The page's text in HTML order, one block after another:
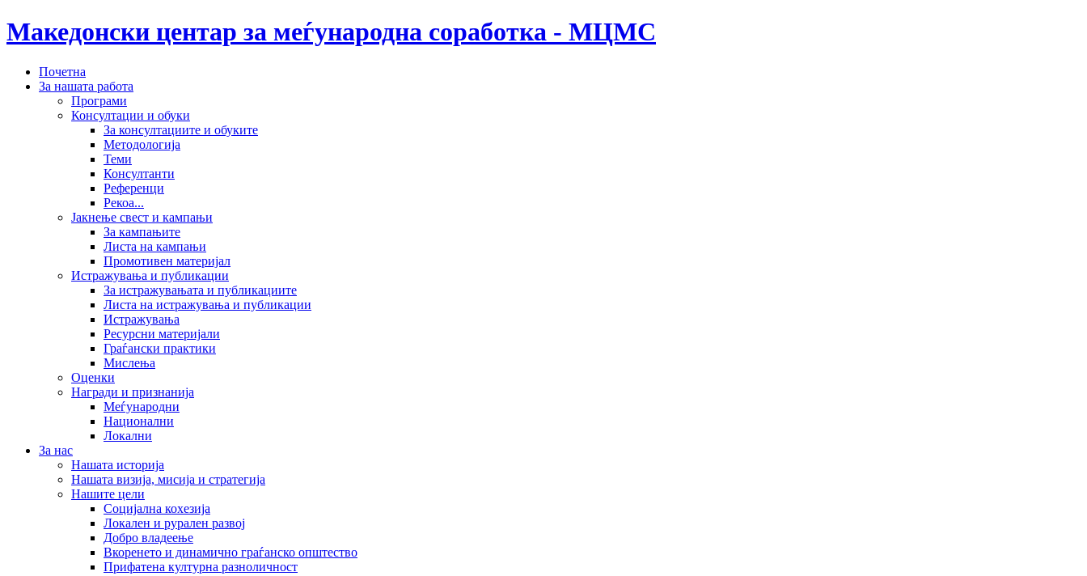
Македонски центар за меѓународна соработка - МЦМС
Почетна
За нашата работа
Програми
Консултации и обуки
За консултациите и обуките
Методологија
Теми
Консултанти
Референци
Рекоа...
Јакнење свест и кампањи
За кампањите
Листа на кампањи
Промотивен материјал
Истражувања и публикации
За истражувањата и публикациите
Листа на истражувања и публикации
Истражувања
Ресурсни материјали
Граѓански практики
Мислења
Оценки
Награди и признанија
Меѓународни
Национални
Локални
За нас
Нашата историја
Нашата визија, мисија и стратегија
Нашите цели
Социјална кохезија
Локален и рурален развој
Добро владеење
Вкоренето и динамично граѓанско општество
Прифатена културна разноличност